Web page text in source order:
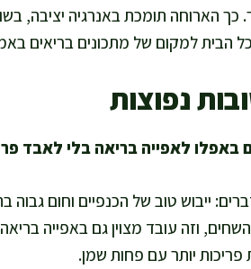
כך הארוחה תומכת באנרגיה יציבה,
הבית למקום של מתכונים בריאים
נפוצות
ייבוש טוב של הכנפיים וחום
וזה עובד מצוין גם באפייה
פריכות יותר עם פחות שמן.